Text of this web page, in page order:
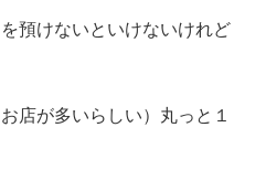
預けないといけないけれど
店が多いらしい）丸っと１